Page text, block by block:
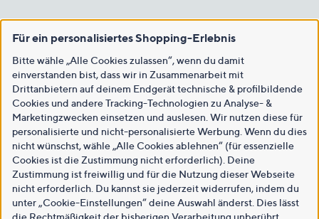
Für ein personalisiertes Shopping-Erlebnis
Bitte wähle „Alle Cookies zulassen“, wenn du damit
einverstanden bist, dass wir in Zusammenarbeit mit
Drittanbietern auf deinem Endgerät technische & profilbildende
Cookies und andere Tracking-Technologien zu Analyse- &
Marketingzwecken einsetzen und auslesen. Wir nutzen diese für
personalisierte und nicht-personalisierte Werbung. Wenn du dies
nicht wünschst, wähle „Alle Cookies ablehnen“ (für essenzielle
Cookies ist die Zustimmung nicht erforderlich). Deine
Zustimmung ist freiwillig und für die Nutzung dieser Webseite
nicht erforderlich. Du kannst sie jederzeit widerrufen, indem du
unter „Cookie-Einstellungen“ deine Auswahl änderst. Dies lässt
die Rechtmäßigkeit der bisherigen Verarbeitung unberührt.